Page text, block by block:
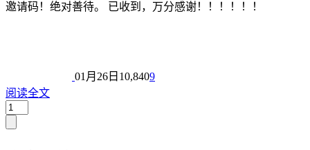
邀请码！绝对善待。 已收到，万分感谢！！！！！！
01月26日 10,8409
阅读全文